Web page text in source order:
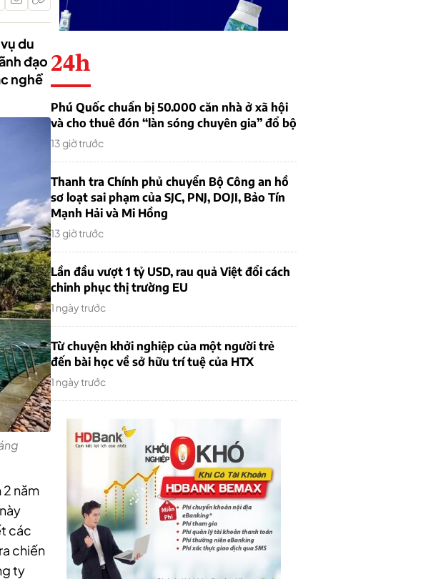
du
đạo
nghề
2 năm
các
chiến
ty
24h
Phú Quốc chuẩn bị 50.000 căn nhà ở xã hội
và cho thuê đón “làn sóng chuyên gia” đổ bộ
13 giờ trước
Thanh tra Chính phủ chuyển Bộ Công an hồ
sơ loạt sai phạm của SJC, PNJ, DOJI, Bảo Tín
Mạnh Hải và Mi Hồng
13 giờ trước
Lần đầu vượt 1 tỷ USD, rau quả Việt đổi cách
chinh phục thị trường EU
1 ngày trước
Từ chuyện khởi nghiệp của một người trẻ
đến bài học về sở hữu trí tuệ của HTX
1 ngày trước